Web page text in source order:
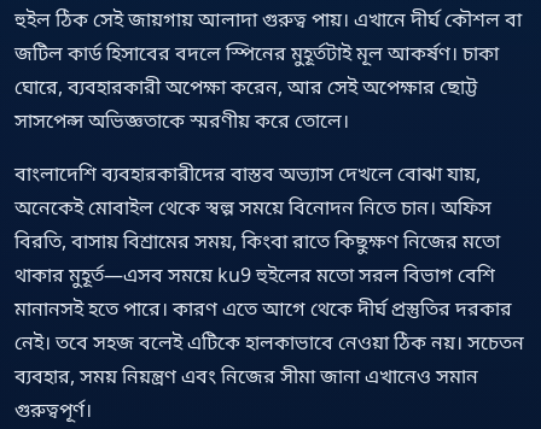
হুইল ঠিক সেই জায়গায় আলাদা গুরুত্ব পায়। এখানে দীর্ঘ কৌশল বা
জটিল কার্ড হিসাবের বদলে স্পিনের মুহূর্তটাই মূল আকর্ষণ। চাকা
ঘোরে, ব্যবহারকারী অপেক্ষা করেন, আর সেই অপেক্ষার ছোট্ট
সাসপেন্স অভিজ্ঞতাকে স্মরণীয় করে তোলে।
বাংলাদেশি ব্যবহারকারীদের বাস্তব অভ্যাস দেখলে বোঝা যায়,
অনেকেই মোবাইল থেকে স্বল্প সময়ে বিনোদন নিতে চান। অফিস
বিরতি, বাসায় বিশ্রামের সময়, কিংবা রাতে কিছুক্ষণ নিজের মতো
থাকার মুহূর্ত—এসব সময়ে ku9 হুইলের মতো সরল বিভাগ বেশি
মানানসই হতে পারে। কারণ এতে আগে থেকে দীর্ঘ প্রস্তুতির দরকার
নেই। তবে সহজ বলেই এটিকে হালকাভাবে নেওয়া ঠিক নয়। সচেতন
ব্যবহার, সময় নিয়ন্ত্রণ এবং নিজের সীমা জানা এখানেও সমান
গুরুত্বপূর্ণ।